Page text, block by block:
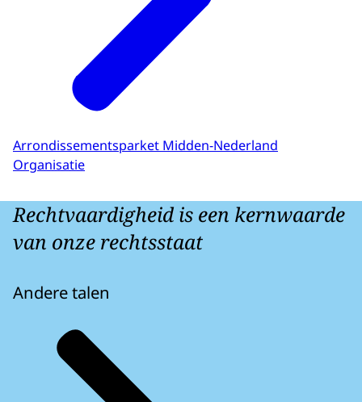
Arrondissementsparket Midden-Nederland
Organisatie
Rechtvaardigheid is een kernwaarde
van onze rechtsstaat
Andere talen